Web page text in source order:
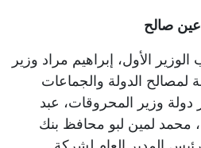
عين صالح
الأول، إبراهيم مراد وزير
لمصالح الدولة والجماعات
وزير المحروقات، عبد
محمد لمين لبو محافظ بنك